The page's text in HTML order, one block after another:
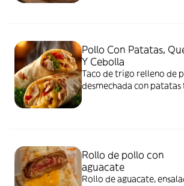
Pollo Con Patatas,
Y Cebolla
Taco de trigo relleno de
desmechada con patatas
Rollo de pollo con
aguacate
Rollo de aguacate,